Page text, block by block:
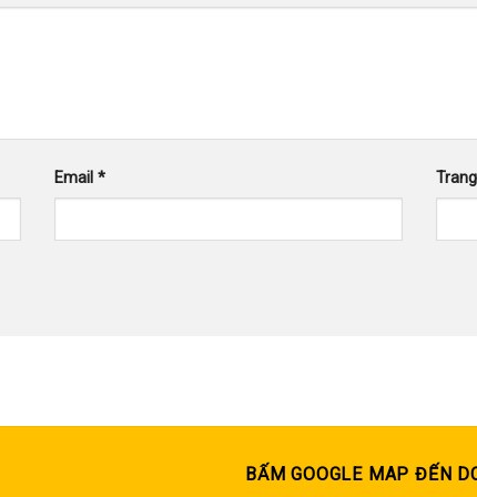
Email*
BẤM GOOGLE MAP ĐẾN